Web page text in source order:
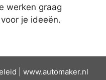
werken graag
je ideeën.
www.automaker.nl